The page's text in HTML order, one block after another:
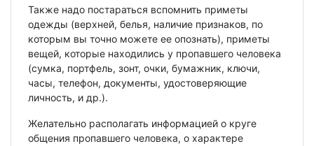
Также надо постараться вспомнить приметы
одежды (верхней, белья, наличие признаков, по
которым вы точно можете ее опознать), приметы
вещей, которые находились у пропавшего человека
(сумка, портфель, зонт, очки, бумажник, ключи,
часы, телефон, документы, удостоверяющие
личность, и др.).
Желательно располагать информацией о круге
общения пропавшего человека, о характере